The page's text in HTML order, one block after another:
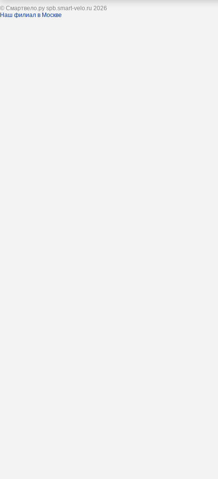
© Смартвело.ру spb.smart-velo.ru 2026
Наш филиал в Москве